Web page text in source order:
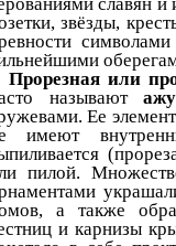
звёзды,
Прорезная или
называют
Ее
имеют
пилой.
а также
и карнизы